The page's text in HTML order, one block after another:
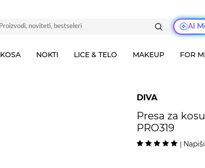
AI
KOSA NOKTI LICE & TELO MAKEUP FOR
DIVA
Presa za
PRO319
|